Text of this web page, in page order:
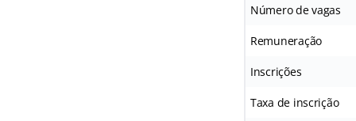
Número de vagas
Remuneração
Inscrições
Taxa de inscrição